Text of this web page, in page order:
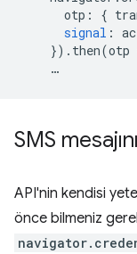
otp : {
signal : ac
}) . then(otp
…
SMS
API'nin kendisi
önce bilmeniz